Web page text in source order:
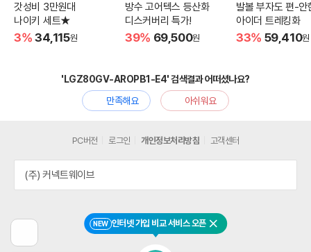
갓성비 3만원대
나이키 세트★
3% 34,115원
방수 고어텍스 등산화
디스커버리 특가!
39% 69,500원
발볼 부자도 편-안
아이더 트레킹화
33% 59,410원
'LGZ80GV-AROPB1-E4' 검색결과 어떠셨나요?
만족해요
아쉬워요
전
NEW 인터넷 가입 비교 서비스 오픈 닫기
PC버전 로그인 개인정보처리방침 고객센터
(주) 커넥트웨이브